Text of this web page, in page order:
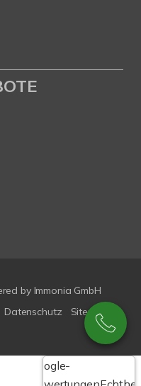
by Immonia GmbH
Datenschutz Sitemap
Google-